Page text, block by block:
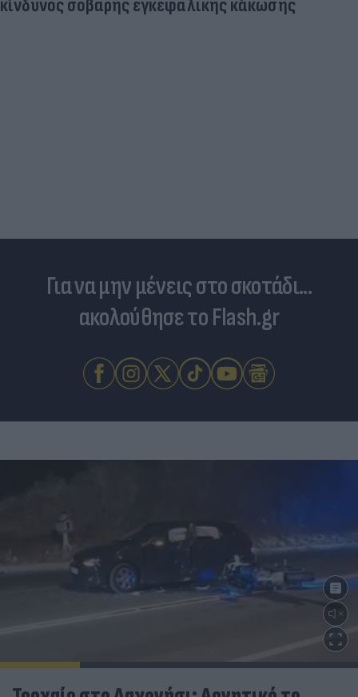
Για να μην μένεις στο σκοτάδι...
ακολούθησε το Flash.gr